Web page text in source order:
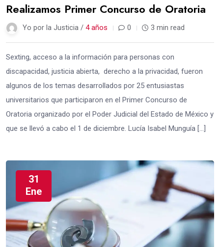
Realizamos Primer Concurso de Oratoria
Yo por la Justicia / 4 años 0 3 min read
Sexting, acceso a la información para personas con
discapacidad, justicia abierta, derecho a la privacidad, fueron
algunos de los temas desarrollados por 25 entusiastas
universitarios que participaron en el Primer Concurso de
Oratoria organizado por el Poder Judicial del Estado de México y
que se llevó a cabo el 1 de diciembre. Lucía Isabel Munguía […]
31
Ene